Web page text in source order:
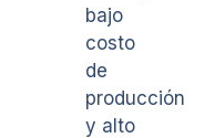
bajo
costo
de
producción
y alto